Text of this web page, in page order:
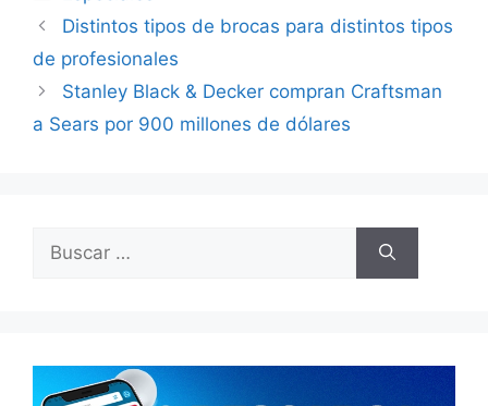
Distintos tipos de brocas para distintos tipos
de profesionales
Stanley Black & Decker compran Craftsman
a Sears por 900 millones de dólares